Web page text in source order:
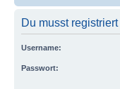
Du musst
Username:
Passwort: